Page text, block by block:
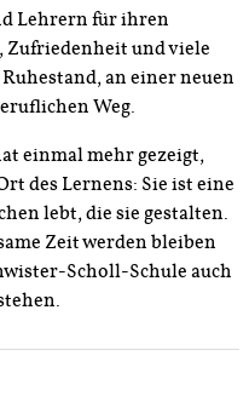
Lehrern für ihren
Zufriedenheit und viele
an einer neuen
Weg.
einmal mehr gezeigt,
des Lernens: Sie ist eine
lebt, die sie gestalten.
Zeit werden bleiben
Scholl-Schule auch